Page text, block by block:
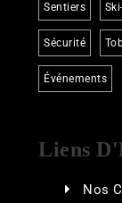
Sentiers
Sécurité
Événements
Liens
Nos